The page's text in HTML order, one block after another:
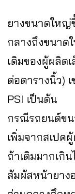
ยางขนาดใหญ่
กลางถึงขนาด
เดิมของผู้ผลิต
ต่อตารางนิ้ว)
PSI เป็นต้น
กรณีรถยนต์ขน
เพิ่มจากสเปค
ถ้าเติมมากเกิ
สัมผัสหน้ายาง